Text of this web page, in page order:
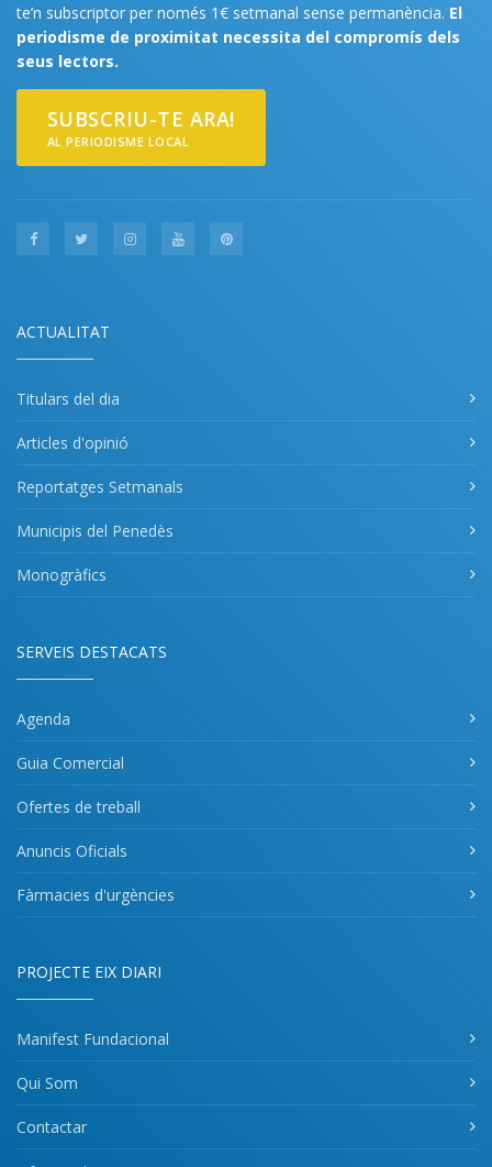
te’n subscriptor per només 1€ setmanal sense permanència. El
periodisme de proximitat necessita del compromís dels
seus lectors.
SUBSCRIU-TE ARA!
AL PERIODISME LOCAL
ACTUALITAT
Titulars del dia
Articles d'opinió
Reportatges Setmanals
Municipis del Penedès
Monogràfics
SERVEIS DESTACATS
Agenda
Guia Comercial
Ofertes de treball
Anuncis Oficials
Fàrmacies d'urgències
PROJECTE EIX DIARI
Manifest Fundacional
Qui Som
Contactar